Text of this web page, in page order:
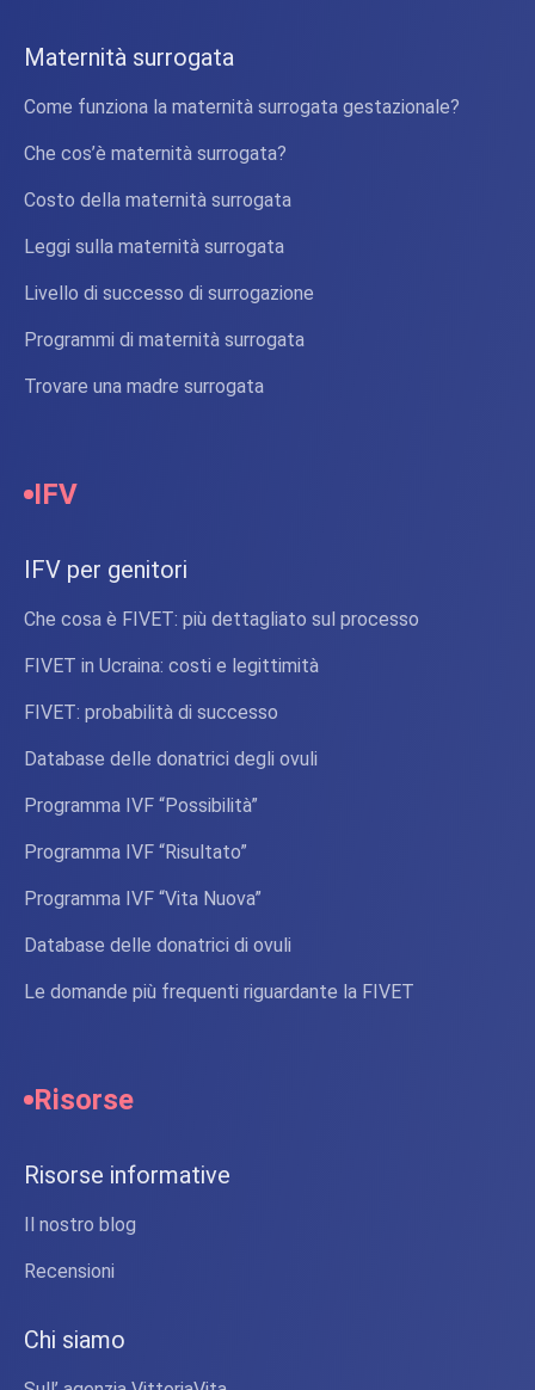
Maternità surrogata
Come funziona la maternità surrogata gestazionale?
Che cos’è maternità surrogata?
Costo della maternità surrogata
Leggi sulla maternità surrogata
Livello di successo di surrogazione
Programmi di maternità surrogata
Trovare una madre surrogata
IFV
IFV per genitori
Che cosa è FIVET: più dettagliato sul processo
FIVET in Ucraina: costi e legittimità
FIVET: probabilità di successo
Database delle donatrici degli ovuli
Programma IVF “Possibilità”
Programma IVF “Risultato”
Programma IVF “Vita Nuova”
Database delle donatrici di ovuli
Le domande più frequenti riguardante la FIVET
Risorse
Risorse informative
Il nostro blog
Recensioni
Chi siamo